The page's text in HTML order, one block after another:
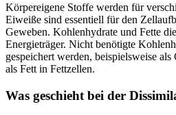
Körpereigene Stoffe werden für
Eiweiße sind essentiell für den
Geweben. Kohlenhydrate und Fette
Energieträger. Nicht benötigte
gespeichert werden, beispielsweise
als Fett in Fettzellen.
Was geschieht bei der